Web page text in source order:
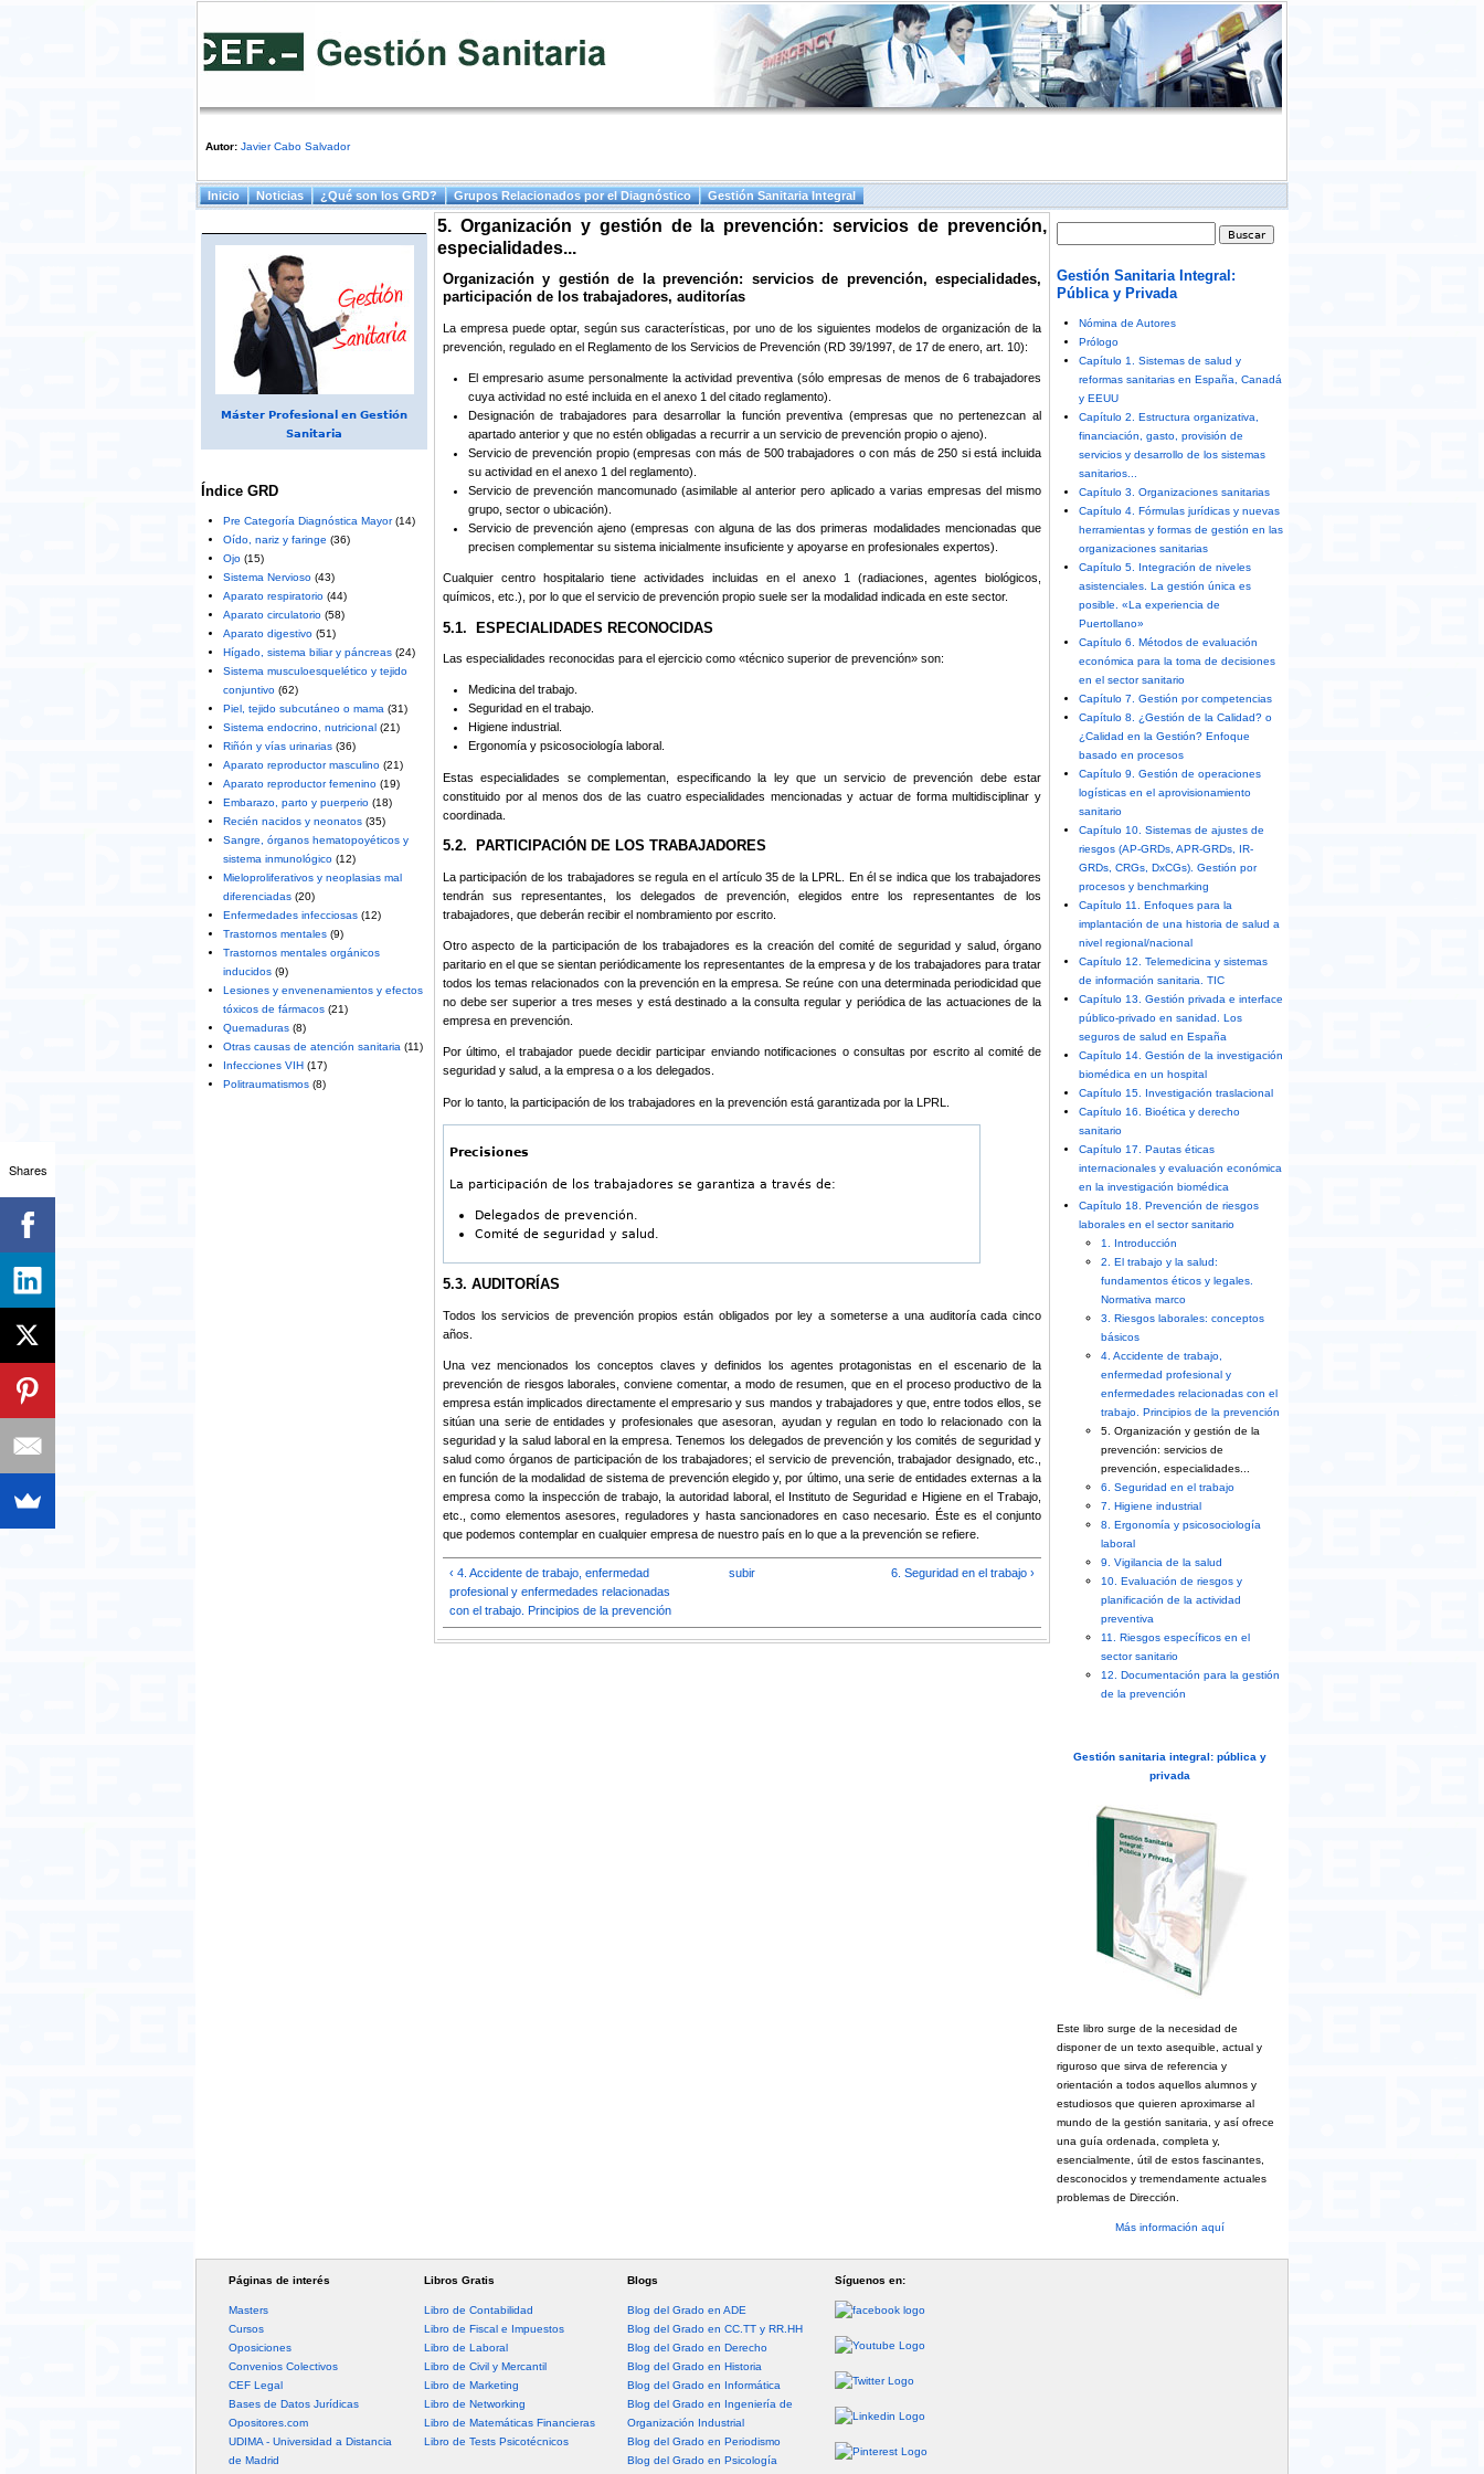
Autor: Javier Cabo Salvador
5. Organización y gestión de la prevención: servicios de prevención,
especialidades...
Organización y gestión de la prevención: servicios de prevención, especialidades,
participación de los trabajadores, auditorías
La empresa puede optar, según sus características, por uno de los siguientes modelos de organización de la
prevención, regulado en el Reglamento de los Servicios de Prevención (RD 39/1997, de 17 de enero, art. 10):
El empresario asume personalmente la actividad preventiva (sólo empresas de menos de 6 trabajadores
cuya actividad no esté incluida en el anexo 1 del citado reglamento).
Designación de trabajadores para desarrollar la función preventiva (empresas que no pertenezcan al
apartado anterior y que no estén obligadas a recurrir a un servicio de prevención propio o ajeno).
Servicio de prevención propio (empresas con más de 500 trabajadores o con más de 250 si está incluida
su actividad en el anexo 1 del reglamento).
Servicio de prevención mancomunado (asimilable al anterior pero aplicado a varias empresas del mismo
grupo, sector o ubicación).
Servicio de prevención ajeno (empresas con alguna de las dos primeras modalidades mencionadas que
precisen complementar su sistema inicialmente insuficiente y apoyarse en profesionales expertos).
Cualquier centro hospitalario tiene actividades incluidas en el anexo 1 (radiaciones, agentes biológicos,
químicos, etc.), por lo que el servicio de prevención propio suele ser la modalidad indicada en este sector.
5.1. ESPECIALIDADES RECONOCIDAS
Las especialidades reconocidas para el ejercicio como «técnico superior de prevención» son:
Medicina del trabajo.
Seguridad en el trabajo.
Higiene industrial.
Ergonomía y psicosociología laboral.
Estas especialidades se complementan, especificando la ley que un servicio de prevención debe estar
constituido por al menos dos de las cuatro especialidades mencionadas y actuar de forma multidisciplinar y
coordinada.
5.2. PARTICIPACIÓN DE LOS TRABAJADORES
La participación de los trabajadores se regula en el artículo 35 de la LPRL. En él se indica que los trabajadores
tendrán sus representantes, los delegados de prevención, elegidos entre los representantes de los
trabajadores, que deberán recibir el nombramiento por escrito.
Otro aspecto de la participación de los trabajadores es la creación del comité de seguridad y salud, órgano
paritario en el que se sientan periódicamente los representantes de la empresa y de los trabajadores para tratar
todos los temas relacionados con la prevención en la empresa. Se reúne con una determinada periodicidad que
no debe ser superior a tres meses y está destinado a la consulta regular y periódica de las actuaciones de la
empresa en prevención.
Por último, el trabajador puede decidir participar enviando notificaciones o consultas por escrito al comité de
seguridad y salud, a la empresa o a los delegados.
Por lo tanto, la participación de los trabajadores en la prevención está garantizada por la LPRL.
Precisiones
La participación de los trabajadores se garantiza a través de:
Delegados de prevención.
Comité de seguridad y salud.
5.3. AUDITORÍAS
Todos los servicios de prevención propios están obligados por ley a someterse a una auditoría cada cinco
años.
Una vez mencionados los conceptos claves y definidos los agentes protagonistas en el escenario de la
prevención de riesgos laborales, conviene comentar, a modo de resumen, que en el proceso productivo de la
empresa están implicados directamente el empresario y sus mandos y trabajadores y que, entre todos ellos, se
sitúan una serie de entidades y profesionales que asesoran, ayudan y regulan en todo lo relacionado con la
seguridad y la salud laboral en la empresa. Tenemos los delegados de prevención y los comités de seguridad y
salud como órganos de participación de los trabajadores; el servicio de prevención, trabajador designado, etc.,
en función de la modalidad de sistema de prevención elegido y, por último, una serie de entidades externas a la
empresa como la inspección de trabajo, la autoridad laboral, el Instituto de Seguridad e Higiene en el Trabajo,
etc., como elementos asesores, reguladores y hasta sancionadores en caso necesario. Éste es el conjunto
que podemos contemplar en cualquier empresa de nuestro país en lo que a la prevención se refiere.
‹ 4. Accidente de trabajo, enfermedad
profesional y enfermedades relacionadas
con el trabajo. Principios de la prevención
subir 6. Seguridad en el trabajo ›
Menú principal
Inicio Noticias ¿Qué son los GRD? Grupos Relacionados por el Diagnóstico Gestión Sanitaria Integral
Máster Profesional en Gestión
Sanitaria
Índice GRD
Pre Categoría Diagnóstica Mayor(14)
Oído, nariz y faringe (36)
Ojo (15)
Sistema Nervioso (43)
Aparato respiratorio (44)
Aparato circulatorio (58)
Aparato digestivo (51)
Hígado, sistema biliar y páncreas (24)
Sistema musculoesquelético y tejido
conjuntivo (62)
Piel, tejido subcutáneo o mama (31)
Sistema endocrino, nutricional (21)
Riñón y vías urinarias (36)
Aparato reproductor masculino (21)
Aparato reproductor femenino (19)
Embarazo, parto y puerperio (18)
Recién nacidos y neonatos (35)
Sangre, órganos hematopoyéticos y
sistema inmunológico (12)
Mieloproliferativos y neoplasias mal
diferenciadas (20)
Enfermedades infecciosas (12)
Trastornos mentales (9)
Trastornos mentales orgánicos
inducidos (9)
Lesiones y envenenamientos y efectos
tóxicos de fármacos (21)
Quemaduras (8)
Otras causas de atención sanitaria (11)
Infecciones VIH (17)
Politraumatismos (8)
Formulario de búsqueda
Gestión Sanitaria Integral:
Pública y Privada
Nómina de Autores
Prólogo
Capítulo 1. Sistemas de salud y
reformas sanitarias en España, Canadá
y EEUU
Capítulo 2. Estructura organizativa,
financiación, gasto, provisión de
servicios y desarrollo de los sistemas
sanitarios...
Capítulo 3. Organizaciones sanitarias
Capítulo 4. Fórmulas jurídicas y nuevas
herramientas y formas de gestión en las
organizaciones sanitarias
Capítulo 5. Integración de niveles
asistenciales. La gestión única es
posible. «La experiencia de
Puertollano»
Capítulo 6. Métodos de evaluación
económica para la toma de decisiones
en el sector sanitario
Capítulo 7. Gestión por competencias
Capítulo 8. ¿Gestión de la Calidad? o
¿Calidad en la Gestión? Enfoque
basado en procesos
Capítulo 9. Gestión de operaciones
logísticas en el aprovisionamiento
sanitario
Capítulo 10. Sistemas de ajustes de
riesgos (AP-GRDs, APR-GRDs, IR-
GRDs, CRGs, DxCGs). Gestión por
procesos y benchmarking
Capítulo 11. Enfoques para la
implantación de una historia de salud a
nivel regional/nacional
Capítulo 12. Telemedicina y sistemas
de información sanitaria. TIC
Capítulo 13. Gestión privada e interface
público-privado en sanidad. Los
seguros de salud en España
Capítulo 14. Gestión de la investigación
biomédica en un hospital
Capítulo 15. Investigación traslacional
Capítulo 16. Bioética y derecho
sanitario
Capítulo 17. Pautas éticas
internacionales y evaluación económica
en la investigación biomédica
Capítulo 18. Prevención de riesgos
laborales en el sector sanitario
1. Introducción
2. El trabajo y la salud:
fundamentos éticos y legales.
Normativa marco
3. Riesgos laborales: conceptos
básicos
4. Accidente de trabajo,
enfermedad profesional y
enfermedades relacionadas con el
trabajo. Principios de la prevención
5. Organización y gestión de la
prevención: servicios de
prevención, especialidades...
6. Seguridad en el trabajo
7. Higiene industrial
8. Ergonomía y psicosociología
laboral
9. Vigilancia de la salud
10. Evaluación de riesgos y
planificación de la actividad
preventiva
11. Riesgos específicos en el
sector sanitario
12. Documentación para la gestión
de la prevención
Gestión sanitaria integral: pública y
privada
Este libro surge de la necesidad de
disponer de un texto asequible, actual y
riguroso que sirva de referencia y
orientación a todos aquellos alumnos y
estudiosos que quieren aproximarse al
mundo de la gestión sanitaria, y así ofrece
una guía ordenada, completa y,
esencialmente, útil de estos fascinantes,
desconocidos y tremendamente actuales
problemas de Dirección.
Más información aquí
Páginas de interés
Masters
Cursos
Oposiciones
Convenios Colectivos
CEF Legal
Bases de Datos Jurídicas
Opositores.com
UDIMA - Universidad a Distancia
de Madrid
Libros Gratis
Libro de Contabilidad
Libro de Fiscal e Impuestos
Libro de Laboral
Libro de Civil y Mercantil
Libro de Marketing
Libro de Networking
Libro de Matemáticas Financieras
Libro de Tests Psicotécnicos
Blogs
Blog del Grado en ADE
Blog del Grado en CC.TT y RR.HH
Blog del Grado en Derecho
Blog del Grado en Historia
Blog del Grado en Informática
Blog del Grado en Ingeniería de
Organización Industrial
Blog del Grado en Periodismo
Blog del Grado en Psicología
Síguenos en:
Shares